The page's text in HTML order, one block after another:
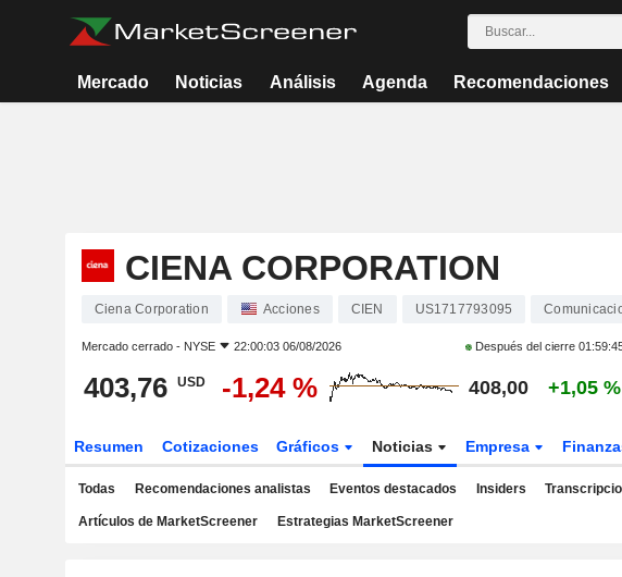
Mercado Noticias Análisis Agenda Recomendaciones
CIENA CORPORATION
Ciena Corporation Acciones CIEN US1717793095
Mercado cerrado - NYSE 22:00:03 06/08/2026 Después del cierre
403,76 USD -1,24 % 408,00 +1,05 %
Resumen Cotizaciones Gráficos Noticias Empresa
Todas Recomendaciones analistas Eventos destacados Insiders
Artículos de MarketScreener Estrategias MarketScreener